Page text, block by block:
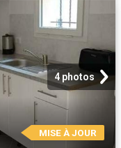
4 photos
MISE À JOUR